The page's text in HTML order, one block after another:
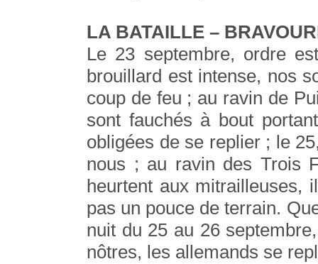
LA BATAILLE –
Le 23 septembre, ordre
brouillard est intense, nos
coup de feu ; au ravin de
sont fauchés à bout
obligées de se replier ; le
nous ; au ravin des Trois
heurtent aux mitrailleuses,
pas un pouce de terrain.
nuit du 25 au 26
nôtres, les allemands se